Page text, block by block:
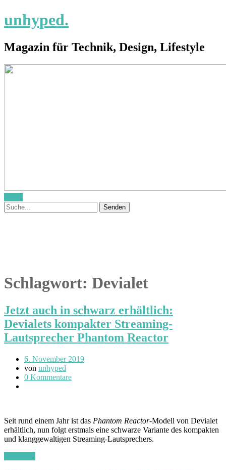
unhyped.
Magazin für Technik, Design, Lifestyle
Schlagwort: Devialet
Jetzt auch in schwarz erhältlich:
Devialets kompakter Streaming-
Lautsprecher Phantom Reactor
6. November 2019
von unhyped
0 Kommentare
Seit rund einem Jahr ist das Phantom Reactor-Modell von Devialet
erhältlich, nun folgt erstmals eine schwarze Variante des kompakten
und klanggewaltigen Streaming-Lautsprechers.